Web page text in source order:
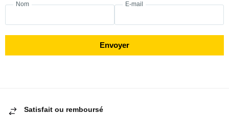
Nom E-mail
Envoyer
Satisfait ou remboursé